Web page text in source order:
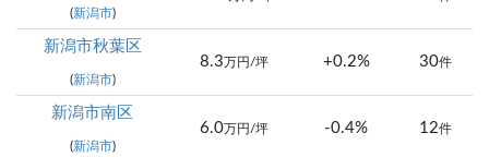
(新潟市)
新潟市秋葉区
(新潟市)
8.3万円/坪 +0.2% 30件
新潟市南区
(新潟市)
6.0万円/坪 -0.4% 12件